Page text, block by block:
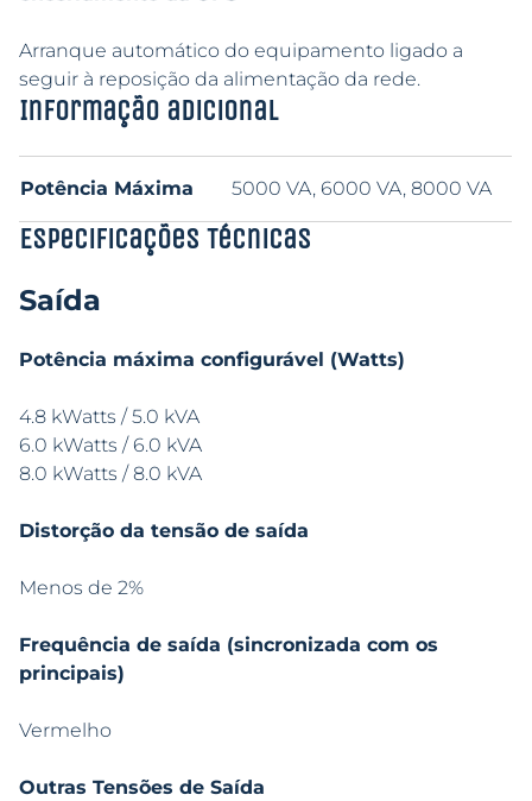
Arranque automático do equipamento ligado a
seguir à reposição da alimentação da rede.
Informação adicional
Potência Máxima 5000 VA, 6000 VA, 8000 VA
Especificações Técnicas
Saída
Potência máxima configurável (Watts)
4.8 kWatts / 5.0 kVA
6.0 kWatts / 6.0 kVA
8.0 kWatts / 8.0 kVA
Distorção da tensão de saída
Menos de 2%
Frequência de saída (sincronizada com os
principais)
Vermelho
Outras Tensões de Saída